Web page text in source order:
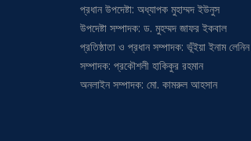
প্রধান উপদেষ্টা: অধ্যাপক মুহাম্মদ ইউনুস
উপদেষ্টা সম্পাদক: ড. মুহম্মদ জাফর ইকবাল
প্রতিষ্ঠাতা ও প্রধান সম্পাদক: ভূঁইয়া ইনাম লেনিন
সম্পাদক: প্রকৌশলী হাকিকুর রহমান
অনলাইন সম্পাদক: মো. কামরুল আহসান